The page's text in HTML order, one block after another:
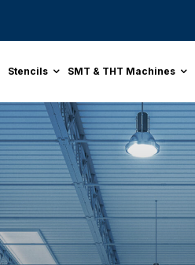
Stencils SMT & THT Machines